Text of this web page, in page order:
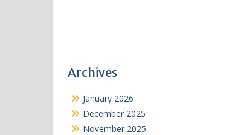
Archives
January 2026
December 2025
November 2025